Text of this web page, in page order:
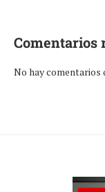
Comentarios
No hay comentarios